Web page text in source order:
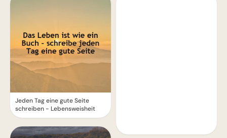
Jeden Tag eine gute Seite
schreiben - Lebensweisheit